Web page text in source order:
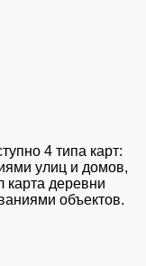
4 типа карт:
улиц и домов,
карта деревни
объектов.